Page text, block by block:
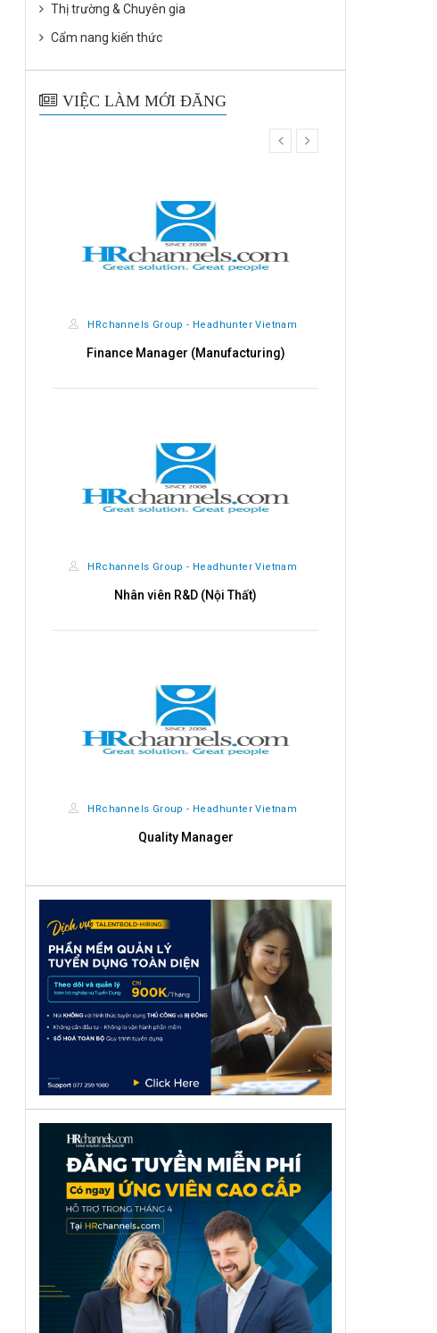
Thị trường & Chuyên gia
Cẩm nang kiến thức
VIỆC LÀM MỚI ĐĂNG
HRchannels Group - Headhunter Vietnam
Finance Manager (Manufacturing)
HRchannels Group - Headhunter Vietnam
Nhân viên R&D (Nội Thất)
HRchannels Group - Headhunter Vietnam
Quality Manager
prev